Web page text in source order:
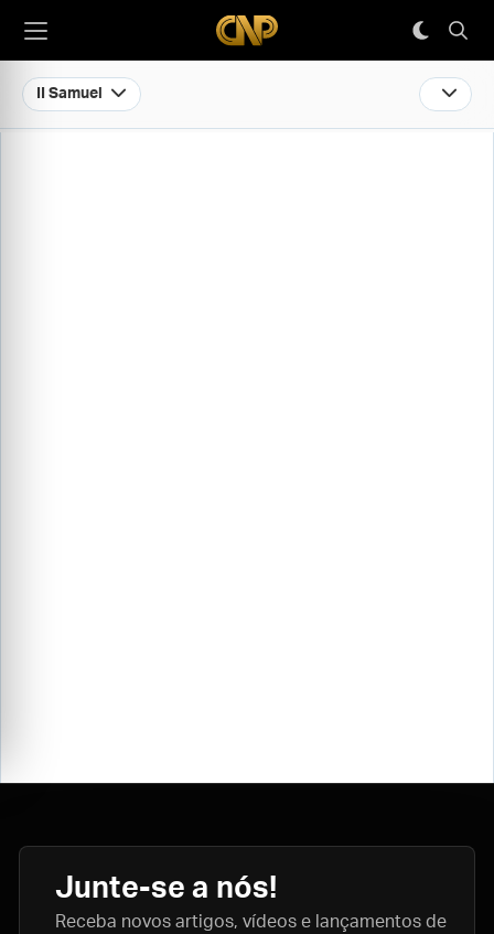
II Samuel
Junte-se a nós!
Receba novos artigos, vídeos e lançamentos de